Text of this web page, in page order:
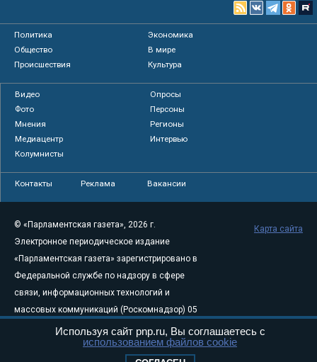
Политика
Экономика
Общество
В мире
Происшествия
Культура
Видео
Опросы
Фото
Персоны
Мнения
Регионы
Медиацентр
Интервью
Колумнисты
Контакты Реклама Вакансии
© «Парламентская газета», 2026 г.
Электронное периодическое издание
«Парламентская газета» зарегистрировано в
Федеральной службе по надзору в сфере
связи, информационных технологий и
массовых коммуникаций (Роскомнадзор) 05
августа 2011 года. 18+
Свидетельство о регистрации Эл № ФС77-
Карта сайта
Используя сайт pnp.ru, Вы соглашаетесь с
использованием файлов cookie